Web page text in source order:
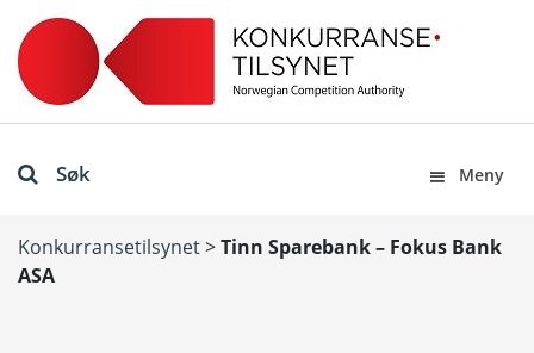
Søk Meny
Konkurransetilsynet>Tinn Sparebank – Fokus Bank
ASA